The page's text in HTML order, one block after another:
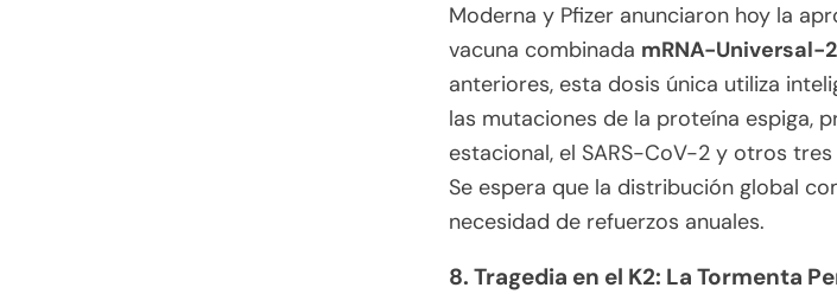
Moderna y Pfizer anunciaron hoy la
vacuna combinada mRNA-Universal-
anteriores, esta dosis única utiliza
las mutaciones de la proteína espiga,
estacional, el SARS-CoV-2 y otros
Se espera que la distribución global
necesidad de refuerzos anuales.
8. Tragedia en el K2: La Tormenta